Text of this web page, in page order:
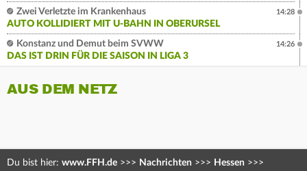
Zwei Verletzte im Krankenhaus
AUTO KOLLIDIERT MIT U-BAHN IN OBERURSEL
14:28
Konstanz und Demut beim SVWW
DAS IST DRIN FÜR DIE SAISON IN LIGA 3
14:26
AUS DEM NETZ
Du bist hier: www.FFH.de >>> Nachrichten >>> Hessen >>>